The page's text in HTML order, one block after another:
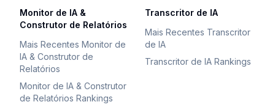
Monitor de IA &
Construtor de Relatórios
Mais Recentes Monitor de
IA & Construtor de
Relatórios
Monitor de IA & Construtor
de Relatórios Rankings
Transcritor de IA
Mais Recentes Transcritor
de IA
Transcritor de IA Rankings